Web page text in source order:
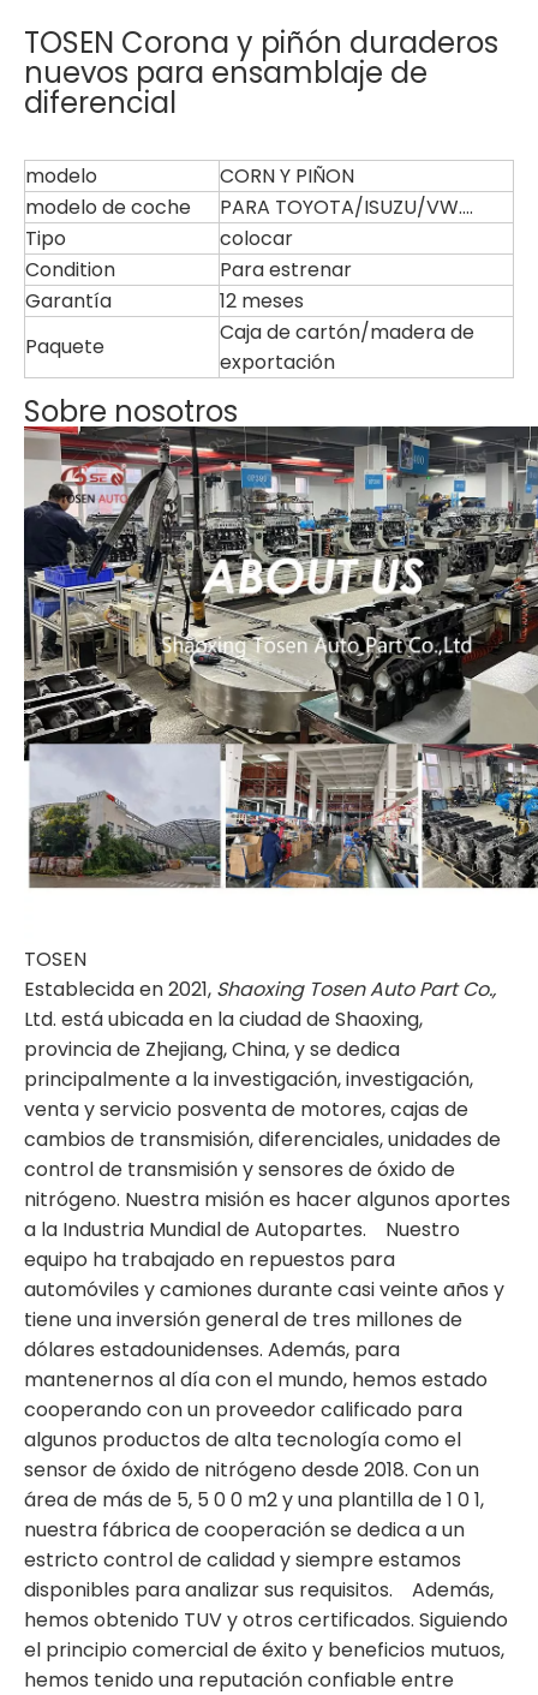
TOSEN Corona y piñón duraderos
nuevos para ensamblaje de
diferencial
modelo
CORN Y PIÑON
modelo de coche
PARA TOYOTA/ISUZU/VW....
Tipo
colocar
Condition
Para estrenar
Garantía
12 meses
Paquete
Caja de cartón/madera de
exportación
Sobre nosotros
TOSEN
Establecida en 2021, Shaoxing Tosen Auto Part Co.,
Ltd. está ubicada en la ciudad de Shaoxing,
provincia de Zhejiang, China, y se dedica
principalmente a la investigación, investigación,
venta y servicio posventa de motores, cajas de
cambios de transmisión, diferenciales, unidades de
control de transmisión y sensores de óxido de
nitrógeno. Nuestra misión es hacer algunos aportes
a la Industria Mundial de Autopartes. Nuestro
equipo ha trabajado en repuestos para
automóviles y camiones durante casi veinte años y
tiene una inversión general de tres millones de
dólares estadounidenses. Además, para
mantenernos al día con el mundo, hemos estado
cooperando con un proveedor calificado para
algunos productos de alta tecnología como el
sensor de óxido de nitrógeno desde 2018. Con un
área de más de 5, 5 0 0 m2 y una plantilla de 1 0 1,
nuestra fábrica de cooperación se dedica a un
estricto control de calidad y siempre estamos
disponibles para analizar sus requisitos. Además,
hemos obtenido TUV y otros certificados. Siguiendo
el principio comercial de éxito y beneficios mutuos,
hemos tenido una reputación confiable entre